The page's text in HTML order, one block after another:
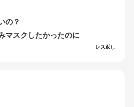
の？
マスクしたかったのに
レス返し